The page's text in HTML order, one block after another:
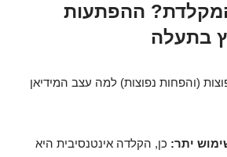
ההפתעות
בתעלה
(והפחות נפוצות) למה עצב המידיאן
יתר: כן, הקלדה אינטנסיבית היא